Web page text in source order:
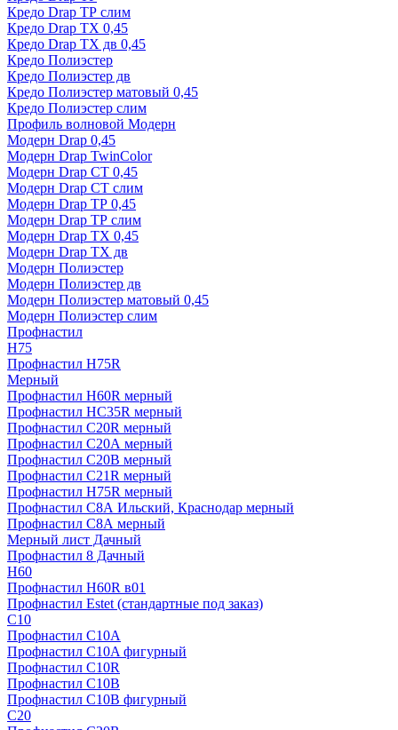
Кредо Drap ТР слим
Кредо Drap ТХ 0,45
Кредо Drap ТХ дв 0,45
Кредо Полиэстер
Кредо Полиэстер дв
Кредо Полиэстер матовый 0,45
Кредо Полиэстер слим
Профиль волновой Модерн
Модерн Drap 0,45
Модерн Drap TwinColor
Модерн Drap СТ 0,45
Модерн Drap СТ слим
Модерн Drap ТР 0,45
Модерн Drap ТР слим
Модерн Drap ТХ 0,45
Модерн Drap ТХ дв
Модерн Полиэстер
Модерн Полиэстер дв
Модерн Полиэстер матовый 0,45
Модерн Полиэстер слим
Профнастил
H75
Профнастил H75R
Мерный
Профнастил H60R мерный
Профнастил HC35R мерный
Профнастил С20R мерный
Профнастил С20А мерный
Профнастил С20В мерный
Профнастил С21R мерный
Профнастил Н75R мерный
Профнастил С8А Ильский, Краснодар мерный
Профнастил С8А мерный
Мерный лист Дачный
Профнастил 8 Дачный
Н60
Профнастил H60R в01
Профнастил Estet (стандартные под заказ)
C10
Профнастил С10A
Профнастил С10A фигурный
Профнастил С10R
Профнастил С10В
Профнастил С10В фигурный
C20